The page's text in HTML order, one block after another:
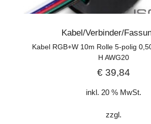
Kabel/Verbinder/
Kabel RGB+W 10m Rolle 5-polig
H AWG20
€ 39,84
inkl. 20 % MwSt.
zzgl.